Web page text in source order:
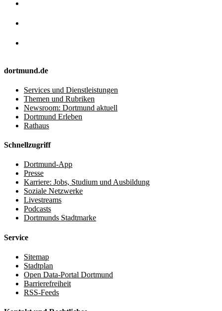
dortmund.de
Services und Dienstleistungen
Themen und Rubriken
Newsroom: Dortmund aktuell
Dortmund Erleben
Rathaus
Schnellzugriff
Dortmund-App
Presse
Karriere: Jobs, Studium und Ausbildung
Soziale Netzwerke
Livestreams
Podcasts
Dortmunds Stadtmarke
Service
Sitemap
Stadtplan
Open Data-Portal Dortmund
Barrierefreiheit
RSS-Feeds